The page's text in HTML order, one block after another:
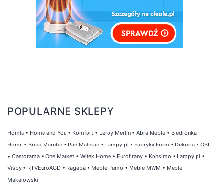
POPULARNE SKLEPY
Homla • Home and You • Komfort • Leroy Merlin • Abra Meble • Biedronka
Home • Brico Marche • Pan Materac • Lampy.pl • Fabryka Form • Dekoria • OBI
• Castorama • One Market • Witek Home • Eurofirany • Konsimo • Lampy.pl •
Visby • RTVEuroAGD • Ragaba • Meble Pumo • Meble MWM • Meble
Makarowski